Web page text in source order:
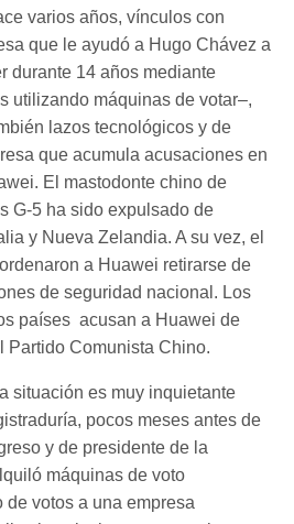
varios años, vínculos con
que le ayudó a Hugo Chávez a
durante 14 años mediante
utilizando máquinas de votar–,
lazos tecnológicos y de
que acumula acusaciones en
El mastodonte chino de
G-5 ha sido expulsado de
y Nueva Zelandia. A su vez, el
a Huawei retirarse de
de seguridad nacional. Los
países acusan a Huawei de
Partido Comunista Chino.
situación es muy inquietante
pocos meses antes de
y de presidente de la
máquinas de voto
votos a una empresa